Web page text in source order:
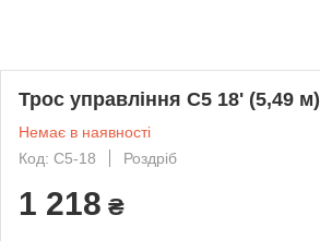
Трос управління C5 18' (5,49 м)
Немає в наявності
Код: C5-18
Роздріб
1 218 ₴